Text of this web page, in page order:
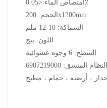
امتصاص الماء:<0.05٪
الحجم: 200x1200mm
السماكة: 10-12 ملم
اللون: بيج
السطح: 6 وجوه عشوائية
المنسق: 6907219000
جدار ، أرضية ، حمام ، مطبخ